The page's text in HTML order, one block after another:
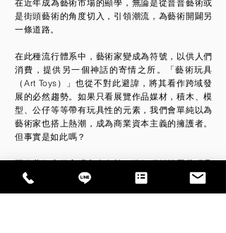
在近年成為藝術市場的顯學，無論是從普普藝術或
是街頭藝術的角度切入，引領潮流，為藝術開闢另
一條道路。
在此種流行體系中，藝術家變成為符號，以供人們
消費，提供另一個神話的寄情之所。「藝術玩具
（Art Toys）」也從不對此避諱，將其看作跨域發
展的必然趨勢。如果只看展覽作品媒材，積木、模
型、公仔等等帶有玩具性的元素，我們會單純以為
藝術家也搭上熱潮，成為商業資本主義的擁護者。
但事實是如此嗎？
兩位藝術家的高明之處在於，他們巧妙操弄著玩具
與生俱來的屬性標籤，透過標準或規格的積木、模